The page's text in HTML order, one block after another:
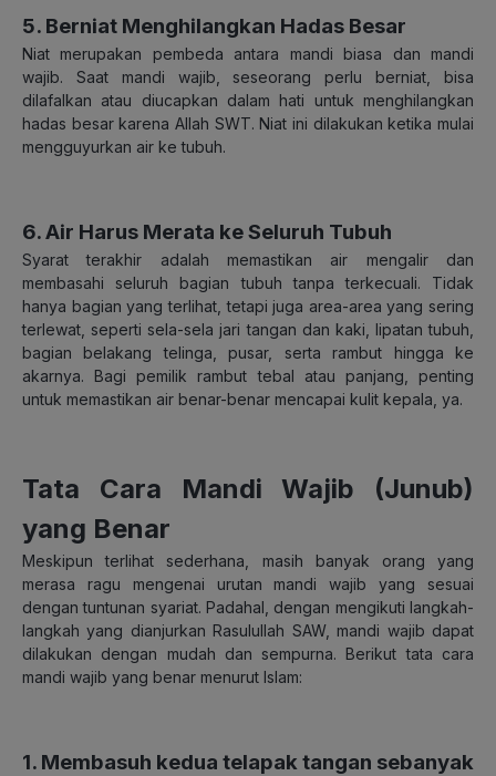
5. Berniat Menghilangkan Hadas Besar
Niat merupakan pembeda antara mandi biasa dan mandi
wajib. Saat mandi wajib, seseorang perlu berniat, bisa
dilafalkan atau diucapkan dalam hati untuk menghilangkan
hadas besar karena Allah SWT. Niat ini dilakukan ketika mulai
mengguyurkan air ke tubuh.
6. Air Harus Merata ke Seluruh Tubuh
Syarat terakhir adalah memastikan air mengalir dan
membasahi seluruh bagian tubuh tanpa terkecuali. Tidak
hanya bagian yang terlihat, tetapi juga area-area yang sering
terlewat, seperti sela-sela jari tangan dan kaki, lipatan tubuh,
bagian belakang telinga, pusar, serta rambut hingga ke
akarnya. Bagi pemilik rambut tebal atau panjang, penting
untuk memastikan air benar-benar mencapai kulit kepala, ya.
Tata Cara Mandi Wajib (Junub)
yang Benar
Meskipun terlihat sederhana, masih banyak orang yang
merasa ragu mengenai urutan mandi wajib yang sesuai
dengan tuntunan syariat. Padahal, dengan mengikuti langkah-
langkah yang dianjurkan Rasulullah SAW, mandi wajib dapat
dilakukan dengan mudah dan sempurna. Berikut tata cara
mandi wajib yang benar menurut Islam:
1. Membasuh kedua telapak tangan sebanyak